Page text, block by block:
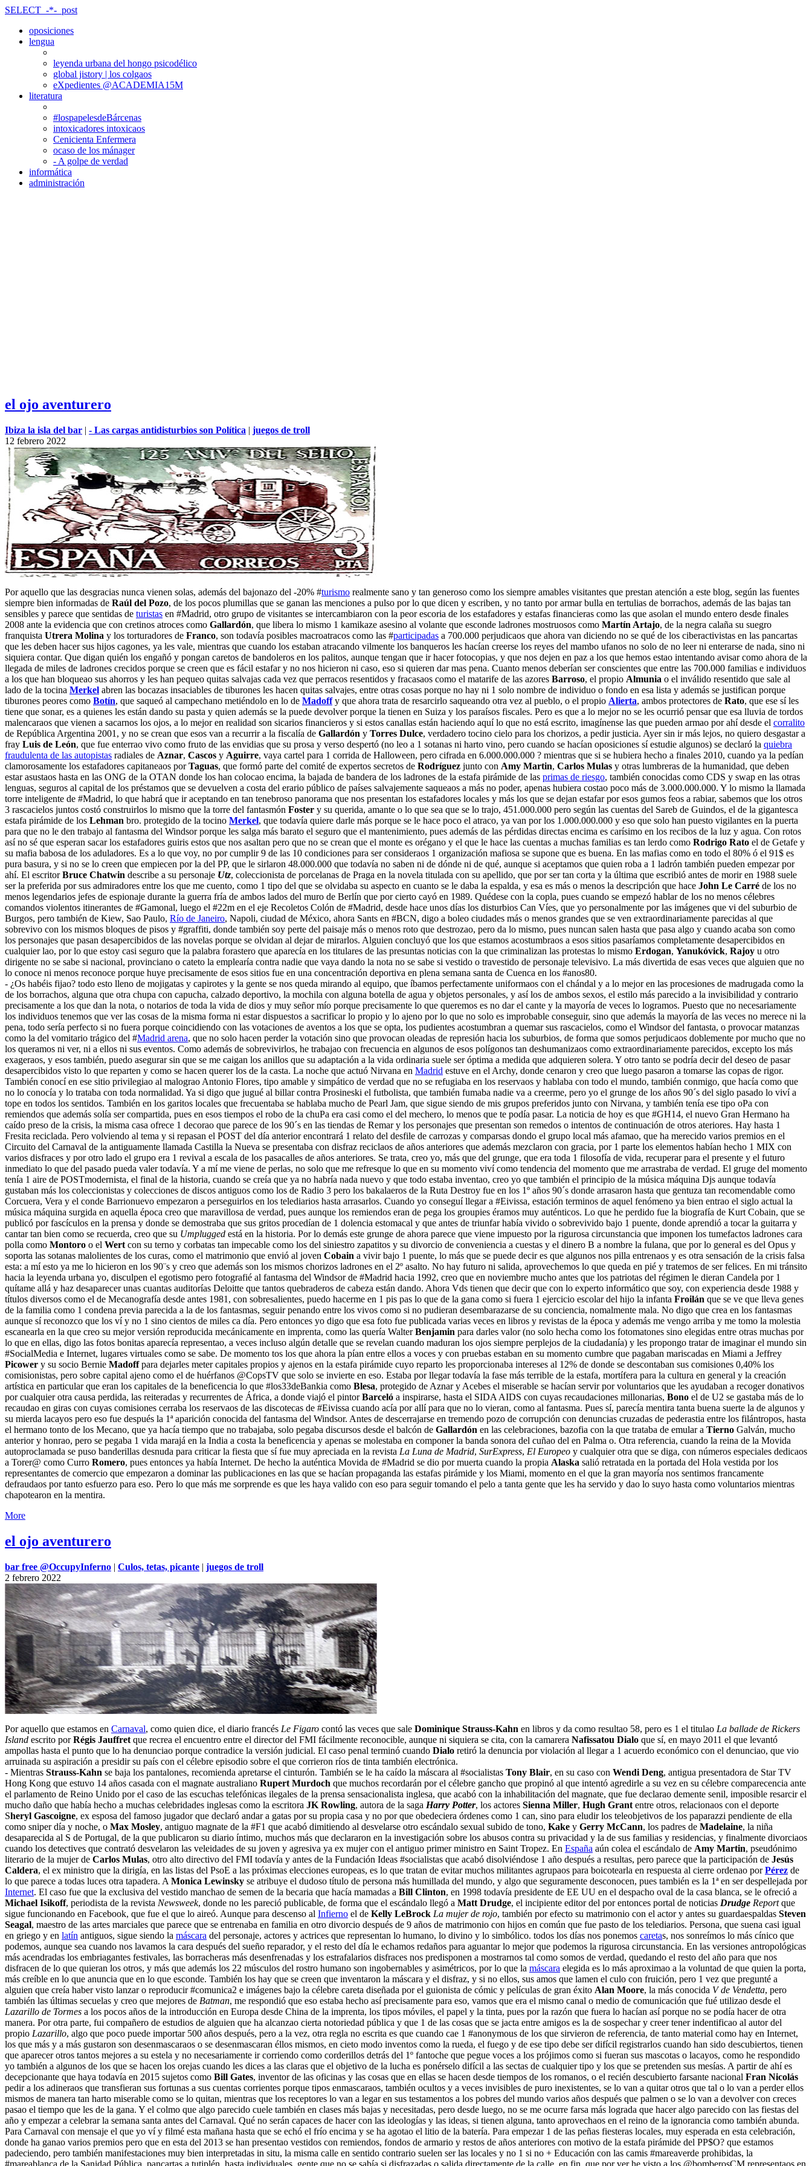
SELECT_-*-_post
oposiciones
lengua
leyenda urbana del hongo psicodélico
global jistory | los colgaos
eXpedientes @ACADEMIA15M
literatura
#lospapelesdeBárcenas
intoxicadores intoxicaos
Cenicienta Enfermera
ocaso de los mánager
- A golpe de verdad
informática
administración
el ojo aventurero
Ibiza la isla del bar | - Las cargas antidisturbios son Política | juegos de troll
12 febrero 2022
Por aquello que las desgracias nunca vienen solas, además del bajonazo del -20% #turismo realmente sano y tan generoso como los siempre amables visitantes que prestan atención a este blog, según las fuentes
siempre bien informadas de Raúl del Pozo, de los pocos plumillas que se ganan las menciones a pulso por lo que dicen y escriben, y no tanto por armar bulla en tertulias de borrachos, además de las bajas tan
sensibles y parece que sentidas de turistas en #Madrid, otro grupo de visitantes se intercambiaron con la peor escoria de los estafadores y estafas financieras como las que asolan el mundo entero desde finales
2008 ante la evidencia que con cretinos atroces como Gallardón, que libera lo mismo 1 kamikaze asesino al volante que esconde ladrones mostruosos como Martín Artajo, de la negra calaña su suegro
franquista Utrera Molina y los torturadores de Franco, son todavía posibles macroatracos como las #participadas a 700.000 perjudicaos que ahora van diciendo no se qué de los ciberactivistas en las pancartas
que les deben hacer sus hijos cagones, ya les vale, mientras que cuando los estaban atracando vilmente los banqueros les hacían creerse los reyes del mambo ufanos no solo de no leer ni enterarse de nada, sino ni
siquiera contar. Que digan quién los engañó y pongan caretos de bandoleros en los palitos, aunque tengan que ir hacer fotocopias, y que nos dejen en paz a los que hemos estao intentando avisar como ahora de la
llegada de miles de ladrones crecidos porque se creen que es fácil estafar y no nos hicieron ni caso, eso si quieren dar mas pena. Cuanto menos deberían ser conscientes que entre las 700.000 familias e individuos
a los que han bloqueao sus ahorros y les han pequeo quitas salvajas cada vez que perracos resentidos y fracasaos como el matarife de las azores Barroso, el propio Almunia o el inválido resentido que sale al
lado de la tocina Merkel abren las bocazas insaciables de tiburones les hacen quitas salvajes, entre otras cosas porque no hay ni 1 solo nombre de individuo o fondo en esa lista y además se justifican porque
tiburones peores como Botín, que saqueó al campechano metiéndolo en lo de Madoffy que ahora trata de resarcirlo saqueando otra vez al pueblo, o el propio Alierta, ambos protectores de Rato, que ese sí les
tiene que sonar, es a quienes les están dando su pasta y quien además se la puede devolver porque la tienen en Suiza y los paraísos fiscales. Pero es que a lo mejor no se les ocurrió pensar que esa lluvia de tordos
malencaraos que vienen a sacarnos los ojos, a lo mejor en realidad son sicarios financieros y si estos canallas están haciendo aquí lo que no está escrito, imagínense las que pueden armao por ahí desde el corralito
de República Argentina 2001, y no se crean que esos van a recurrir a la fiscalía de Gallardón y Torres Dulce, verdadero tocino cielo para los chorizos, a pedir justicia. Ayer sin ir más lejos, no quiero desgastar a
fray Luis de León, que fue enterrao vivo como fruto de las envidias que su prosa y verso despertó (no leo a 1 sotanas ni harto vino, pero cuando se hacían oposiciones sí estudie algunos) se declaró la quiebra
fraudulenta de las autopistas radiales de Aznar, Cascos y Aguirre, vaya cartel para 1 corrida de Halloween, pero cifrada en 6.000.000.000 ? mientras que si se hubiera hecho a finales 2010, cuando ya la pedían
clamorosamente los estafadores capitaneaos porTaguas, que formó parte del comité de expertos secretos de Rodríguez junto con Amy Martin, Carlos Mulas y otras lumbreras de la humanidad, que deben
estar asustaos hasta en las ONG de la OTAN donde los han colocao encima, la bajada de bandera de los ladrones de la estafa pirámide de las primas de riesgo, también conocidas como CDS y swap en las otras
lenguas, seguros al capital de los préstamos que se devuelven a costa del erario público de países salvajemente saqueaos a más no poder, apenas hubiera costao poco más de 3.000.000.000. Y lo mismo la llamada
torre inteligente de #Madrid, lo que habrá que ir aceptando en tan tenebroso panorama que nos presentan los estafadores locales y más los que se dejan estafar por esos gumos feos a rabiar, sabemos que los otros
3 rascacielos juntos costó construirlos lo mismo que la torre del fantasmón Foster y su querida, amante o lo que sea que se lo trajo, 451.000.000 pero según las cuentas del Sareb de Guindos, el de la gigantesca
estafa pirámide de los Lehman bro. protegido de la tocino Merkel, que todavía quiere darle más porque se le hace poco el atraco, ya van por los 1.000.000.000 y eso que solo han puesto vigilantes en la puerta
para que no le den trabajo al fantasma del Windsor porque les salga más barato el seguro que el mantenimiento, pues además de las pérdidas directas encima es carísimo en los recibos de la luz y agua. Con rotos
así no sé que esperan sacar los estafadores guiris estos que nos asaltan pero que no se crean que el monte es orégano y el que le hace las cuentas a muchas familias es tan lerdo como Rodrigo Rato el de Getafe y
su mafia babosa de los aduladores. Es a lo que voy, no por cumplir 9 de las 10 condiciones para ser consideraos 1 organización mafiosa se supone que es buena. En las mafias como en todo el 80% ó el 91$ es
pura basura, y si no se lo creen que empiecen por la del PP, que le sirlaron 48.000.000 que todavía no saben ni de dónde ni de qué, aunque si aceptamos que quien roba a 1 ladrón también pueden empezar por
ahí. El escritorBruce Chatwin describe a su personaje Utz, coleccionista de porcelanas de Praga en la novela titulada con su apellido, que por ser tan corta y la última que escribió antes de morir en 1988 suele
ser la preferida por sus admiradores entre los que me cuento, como 1 tipo del que se olvidaba su aspecto en cuanto se le daba la espalda, y esa es más o menos la descripción que hace John Le Carré de los no
menos legendarios jefes de espionaje durante la guerra fría de ambos lados del muro de Berlín que por cierto cayó en 1989. Quédese con la copla, pues cuando se empezó hablar de los no menos célebres
comandos violentos itinerantes de #Gamonal, luego el #22m en el eje Recoletos Colón de #Madrid, desde hace unos días los disturbios Can Víes, que yo personalmente por las imágenes que vi del suburbio de
Burgos, pero también de Kiew, Sao Paulo, Río de Janeiro, Napoli, ciudad de México, ahora Sants en #BCN, digo a boleo ciudades más o menos grandes que se ven extraordinariamente parecidas al que
sobrevivo con los mismos bloques de pisos y #graffiti, donde también soy perte del paisaje más o menos roto que destrozao, pero da lo mismo, pues nuncan salen hasta que pasa algo y cuando acaba son como
los personajes que pasan desapercibidos de las novelas porque se olvidan al dejar de mirarlos. Alguien concluyó que los que estamos acostumbraos a esos sitios pasaríamos completamente desapercibidos en
cualquier lao, por lo que estoy casi seguro que la palabra forastero que aparecía en los titulares de las presuntas noticias con la que criminalizan las protestas lo mismo Erdogan, Yanukóvick, Rajoy u otro
dirigente no se sabe si nacional, provinciano o cateto la emplearía contra nadie que vaya dando la nota no se sabe si vestido o travestido de personaje televisivo. La más divertida de esas veces que alguien que no
lo conoce ni menos reconoce porque huye precisamente de esos sitios fue en una concentración deportiva en plena semana santa de Cuenca en los #anos80.
- ¿Os habéis fijao? todo esto lleno de mojigatas y capirotes y la gente se nos queda mirando al equipo, que íbamos perfectamente uniformaos con el chándal y a lo mejor en las procesiones de madrugada como la
de los borrachos, alguna que otra chupa con capucha, calzado deportivo, la mochila con alguna botella de agua y objetos personales, y así los de ambos sexos, el estilo más parecido a la invisibilidad y contrario
precisamente a los que dan la nota, o notarios de toda la vida de dios y muy señor mío porque precisamente lo que queremos es no dar el cante y la mayoría de veces lo logramos. Puesto que no necesariamente
los individuos tenemos que ver las cosas de la misma forma ni estar dispuestos a sacrificar lo propio y lo ajeno por lo que no solo es improbable conseguir, sino que además la mayoría de las veces no merece ni la
pena, todo sería perfecto si no fuera porque coincidiendo con las votaciones de aventos a los que se opta, los pudientes acostumbran a quemar sus rascacielos, como el Windsor del fantasta, o provocar matanzas
como la del vomitario trágico del #Madrid arena, que no solo hacen perder la votación sino que provocan oleadas de represión hacia los suburbios, de forma que somos perjudicaos doblemente por mucho que no
los queramos ni ver, ni a ellos ni sus eventos. Como además de sobrevivirlos, he trabajao con frecuencia en algunos de esos polígonos tan deshumanizaos como extraordinariamente parecidos, excepto los más
exageraos, y esos también, puedo asegurar sin que se me caigan los anillos que su adaptación a la vida ordinaria suele ser óptima a medida que adquieren solera. Y otro tanto se podría decir del deseo de pasar
desapercibidos visto lo que reparten y como se hacen querer los de la casta. La noche que actuó Nirvana en Madrid estuve en el Archy, donde cenaron y creo que luego pasaron a tomarse las copas de rigor.
También conocí en ese sitio privilegiao al malograo Antonio Flores, tipo amable y simpático de verdad que no se refugiaba en los reservaos y hablaba con todo el mundo, también conmigo, que hacía como que
no lo conocía y lo trataba con toda normalidad. Ya si digo que jugué al billar contra Prosineski el futbolista, que también fumaba nadie va a creerme, pero yo el grunge de los años 90´s del siglo pasado lo viví a
tope en todos los sentidos. También en los garitos locales que frecuentaba se hablaba mucho de Pearl Jam, que sigue siendo de mis grupos preferidos junto con Nirvana, y también tenía ese tipo oPa con
remiendos que además solía ser compartida, pues en esos tiempos el robo de la chuPa era casi como el del mechero, lo menos que te podía pasar. La noticia de hoy es que #GH14, el nuevo Gran Hermano ha
caído preso de la crisis, la misma casa ofrece 1 decorao que parece de los 90´s en las tiendas de Remar y los personajes que presentan son remedos o intentos de continuación de otros ateriores. Hay hasta 1
Fresita reciclada. Pero volviendo al tema y si repasan el POST del día anterior encontrará 1 relato del desfile de carrozas y comparsas dondo el grupo local más afamao, que ha merecido varios premios en el
Circuito del Carnaval de la antiguamente llamada Castilla la Nueva se presentaba con disfraz reciclaos de años anteriores que además mezclaron con gracia, por 1 parte los elementos habían hecho 1 MIX con
varios disfraces y por otro lado el grupo era 1 revival a escala de los pasacalles de años anteriores. Se trata, creo yo, más que del grunge, que era toda 1 filosofía de vida, recuperar para el presente y el futuro
inmediato lo que del pasado pueda valer todavía. Y a mí me viene de perlas, no solo que me refresque lo que en su momento viví como tendencia del momento que me arrastraba de verdad. El gruge del momento
tenía 1 aire de POSTmodernista, el final de la historia, cuando se creía que ya no habría nada nuevo y que todo estaba inventao, creo yo que también el principio de la música máquina Djs aunque todavía
gustaban más los coleccionistas y colecciones de discos antiguos como los de Radio 3 pero los bakalaeros de la Ruta Destroy fue en los 1º años 90´s donde arrasaron hasta que gentuza tan recomendable como
Corcuera, Vera y el conde Barrionuevo empezaron a perseguirlos en los telediarios hasta arrasarlos. Cuando yo conseguí llegar a #Eivissa, estación terminos de aquel fenómeno ya bien entrao el siglo actual la
música máquina surgida en aquella época creo que maravillosa de verdad, pues aunque los remiendos eran de pega los groupies éramos muy auténticos. Lo que he perdido fue la biografía de Kurt Cobain, que se
publicó por fascículos en la prensa y donde se demostraba que sus gritos procedían de 1 dolencia estomacal y que antes de triunfar había vivido o sobrevivido bajo 1 puente, donde aprendió a tocar la guitarra y
cantar tan bien como se recuerda, creo que su Umplugged está en la historia. Por lo demás este grunge de ahora parece que viene impuesto por la rigurosa circunstancia que imponen los tumefactos ladrones cara
polla como Montoro o el Wert con su terno y corbatas tan impecable como los del siniestro zapatitos y su divorcio de conveniencia a cuestas y el dinero B a nombre la fulana, que por lo general es del Opus y
soporta las sotanas malolientes de los curas, como el matrimonio que envió al joven Cobain a vivir bajo 1 puente, lo más que se puede decir es que algunos nos pilla entrenaos y es otra sensación de la crisis falsa
esta: a mí esto ya me lo hicieron en los 90¨s y creo que además son los mismos chorizos ladrones en el 2º asalto. No hay futuro ni salida, aprovechemos lo que queda en pié y tratemos de ser felices. En mi tránsito
hacia la leyenda urbana yo, disculpen el egotismo pero fotografié al fantasma del Windsor de #Madrid hacia 1992, creo que en noviembre mucho antes que los patriotas del régimen le dieran Candela por 1
quítame allá y haz desaparecer unas cuantas auditorías Deloitte que tantos quebraderos de cabeza están dando. Ahora Vds tienen que decir que con lo experto informático que soy, con experiencia desde 1988 y
títulos diversos como el de Mecanografía desde antes 1981, con sobresalientes, puedo hacerme en 1 pis pas lo que de la gana como si fuera 1 ejercicio escolar del hijo la infanta Froilán que se ve que lleva genes
de la familia como 1 condena previa parecida a la de los fantasmas, seguir penando entre los vivos como si no pudieran desembarazarse de su conciencia, nomalmente mala. No digo que crea en los fantasmas
aunque sí reconozco que los ví y no 1 sino cientos de miles ca día. Pero entonces yo digo que esa foto fue publicada varias veces en libros y revistas de la época y además me vengo arriba y me tomo la molestia
escanearla en la que creo su mejor versión reproducida mecánicamente en imprenta, como las quería WalterBenjamin para darles valor (no solo hecha como los fotomatones sino elegidas entre otras muchas por
lo que en ellas, digo las fotos bonitas aparecía representao, a veces incluso algún detalle que se revelan cuando maduran los ojos siempre perplejos de la ciudadanía) y les propongo tratar de imaginar el mundo sin
#SocialMedia e Internet, lugares virtuales como se sabe. De momento tos los que ahora la pían entre ellos a voces y con pruebas estaban en su momento cumbre que pagaban mariscadas en Miami a Jeffrey
Picower y su socio Bernie Madoffpara dejarles meter capitales propios y ajenos en la estafa pirámide cuyo reparto les proporcionaba intereses al 12% de donde se descontaban sus comisiones 0,40% los
comisionistas, pero sobre capital ajeno como el de huérfanos @CopsTV que solo se invierte en eso. Estaba por llegar todavía la fase más terrible de la estafa, mortífera para la cultura en general y la creación
artística en particular que eran los capitales de la beneficencia lo que #los33deBankia como Blesa, protegido de Aznar y Acebes el miserable se hacían servir por voluntarios que les ayudaban a recoger donativos
por cualquier otra causa perdida, las reiteradas y recurrentes de África, a donde viajó el pintorBarceló a inspirarse, hasta el SIDA AIDS con cuyas recaudaciones millonarias, Bono el de U2 se gastaba más de lo
recaudao en giras con cuyas comisiones cerraba los reservaos de las discotecas de #Eivissa cuando acía por allí para que no lo vieran, como al fantasma. Pues sí, parecía mentira tanta buena suerte la de algunos y
su mierda lacayos pero eso fue después la 1ª aparición conocida del fantasma del Windsor. Antes de descerrajarse en tremendo pozo de corrupción con denuncias cruzadas de pederastia entre los filántropos, hasta
el hermano tonto de los Mecano, que ya hacía tiempo que no trabajaba, solo pegaba discursos desde el balcón de Gallardón en las celebraciones, bazofia con la que trataba de emular a Tierno Galván, mucho
anterior y honrao, pero se pegaba 1 vida marajá en la India a costa la beneficencia y apenas se molestaba en componer la banda sonora del cuñao del en Palma o. Otra referencia, cuando la reina de la Movida
autoproclamada se puso banderillas desnuda para criticar la fiesta que sí fue muy apreciada en la revista La Luna de Madrid, SurExpress, El Europeo y cualquier otra que se diga, con números especiales dedicaos
a Torer@ como Curro Romero, pues entonces ya había Internet. De hecho la auténtica Movida de #Madrid se dio por muerta cuando la propia Alaska salió retratada en la portada del Hola vestida por los
representantes de comercio que empezaron a dominar las publicaciones en las que se hacían propaganda las estafas pirámide y los Miami, momento en el que la gran mayoría nos sentimos francamente
defraudaos por tanto esfuerzo para eso. Pero lo que más me sorprende es que les haya valido con eso para seguir tomando el pelo a tanta gente que les ha servido y dao lo suyo hasta como voluntarios mientras
chapotearon en la mentira.
More
el ojo aventurero
bar free @OccupyInferno | Culos, tetas, picante | juegos de troll
2 febrero 2022
Por aquello que estamos en Carnaval, como quien dice, el diario francés Le Figaro contó las veces que sale Dominique Strauss-Kahn en libros y da como resultao 58, pero es 1 el titulao La ballade de Rickers
Island escrito porRégis Jauffret que recrea el encuentro entre el director del FMI fácilmente reconocible, aunque ni siquiera se cita, con la camarera Nafissatou Dialo que sí, en mayo 2011 el que levantó
ampollas hasta el punto que lo ha denunciao porque contradice la versión judicial. El caso penal terminó cuando Dialo retiró la denuncia por violación al llegar a 1 acuerdo económico con el denunciao, que vio
arruinada su aspiración a presidir su país con el célebre episodio sobre el que corrieron ríos de tinta también electrónica.
- Mientras Strauss-Kahn se baja los pantalones, recomienda apretarse el cinturón. También se le ha caído la máscara al #socialistas Tony Blair, en su caso con Wendi Deng, antigua presentadora de Star TV
Hong Kong que estuvo 14 años casada con el magnate australiano Rupert Murdoch que muchos recordarán por el célebre gancho que propinó al que intentó agredirle a su vez en su célebre comparecencia ante
el parlamento de Reino Unido por el caso de las escuchas telefónicas ilegales de la prensa sensacionalista inglesa, que acabó con la inhabilitación del magnate, que fue declarao demente senil, imposible resarcir el
mucho daño que había hecho a muchas celebridades inglesas como la escritora JK Rowling, autora de la saga Harry Potter, los actores Sienna Miller, Hugh Grant entre otros, relacionaos con el deporte
Sheryl Gascoigne, ex esposa del famoso jugador que declaró andar a gatas por su propia casa y no por que obedeciera órdenes como 1 can, sino para eludir los teleobjetivos de los paparazzi pendiente de ella
como sniper día y noche, o Max Mosley, antiguo magnate de la #F1 que acabó dimitiendo al desvelarse otro escándalo sexual subido de tono, Kake y Gerry McCann, los padres de Madelaine, la niña
desaparecida al S de Portugal, de la que publicaron su diario íntimo, muchos más que declararon en la investigación sobre los abusos contra su privacidad y la de sus familias y residencias, y finalmente divorciaos
cuando los detectives que contrató desvelaron las veleidades de su joven y agresiva ya ex mujer con el antiguo primer ministro en Saint Tropez. En España aún colea el escándalo de Amy Martin, pseudónimo
literario de la mujer de Carlos Mulas, otro alto directivo del FMI todavía y antes de la Fundación Ideas #socialistas que acabó disolviéndose 1 año después a resultas, pero parece que la participación de Jesús
Caldera, el ex ministro que la dirigía, en las listas del PsoE a las próximas elecciones europeas, es lo que tratan de evitar muchos militantes agrupaos para boicotearla en respuesta al cierre ordenao porPérez de
lo que parece a todas luces otra tapadera. A Monica Lewinsky se atribuye el dudoso título de persona más humillada del mundo, y algo que seguramente desconocen, pues también es la 1ª en ser despellejada por
Internet. El caso fue que la exclusiva del vestido manchao de semen de la becaria que hacía mamadas a Bill Clinton, en 1998 todavía presidente de EE UU en el despacho oval de la casa blanca, se le ofreció a
Michael Isikoff, periodista de la revista Newsweek, donde no les pareció publicable, de forma que el escándalo llegó a Matt Drudge, el incipiente editor del por entonces portal de noticias Drudge Reportque
sigue funcionando en Facebook, que fue el que lo aireó. Aunque para descenso al Infierno el de Kelly LeBrock La mujer de rojo, también por efecto su matrimonio con el actor y antes su guardaespaldas Steven
Seagal, maestro de las artes marciales que parece que se entrenaba en familia en otro divorcio después de 9 años de matrimonio con hijos en común que fue pasto de los telediarios. Persona, que suena casi igual
en griego y en latín antiguos, sigue siendo la máscara del personaje, actores y actrices que representan lo humano, lo divino y lo simbólico. todos los días nos ponemos caretas, nos sonreímos lo más cínico que
podemos, aunque sea cuando nos lavamos la cara después del sueño reparador, y el resto del día le echamos redaños para aguantar lo mejor que podemos la rigurosa circunstancia. En las versiones antropológicas
más acendradas los embriagantes festivales, las borracheras más desenfrenadas y los estrafalarios disfraces nos predisponen a mostrarnos tal como somos de verdad, quedando el resto del año para que nos
disfracen de lo que quieran los otros, y más que además los 22 músculos del rostro humano son ingobernables y asimétricos, por lo que la máscara elegida es lo más aproximao a la voluntad de que quien la porta,
más creíble en lo que anuncia que en lo que esconde. También los hay que se creen que inventaron la máscara y el disfraz, y si no ellos, sus amos que lamen el culo con fruición, pero 1 vez que pregunté a
alguien que creía haber visto lanzar o reproducir #comunica2 e imágenes bajo la célebre careta diseñada por el guionista de cómic y películas de gran éxito Alan Moore, la más conocida V de Vendetta, pero
también las últimas secuelas y creo que mejores de Batman, me respondió que eso estaba hecho así precisamente para eso, vamos que era el mismo canal o medio de comunicación que fué utilizao desde el
Lazarillo de Tormes a los pocos años de la introducción en Europa desde China de la imprenta, los tipos móviles, el papel y la tinta, pues por la razón que fuera lo hacían así porque no se podía hacer de otra
manera. Por otra parte, fui compañero de estudios de alguien que ha alcanzao cierta notoriedad pública y que 1 de las cosas que se jacta entre amigos es la de sospechar y creer tener indentificao al autor del
propio Lazarillo, algo que poco puede importar 500 años después, pero a la vez, otra regla no escrita es que cuando cae 1 #anonymous de los que sirvieron de referencia, de tanto material como hay en Internet,
los que más y a más gustaron son desenmascaraos o se desenmascaran éllos mismos, en cieto modo inventos como la rueda, el fuego y de ese tipo debe ser difícil registrarlos cuando han sido descubiertos, tienen
que aparecer otros tantos mejores a su estela y no necesariamente ir corriendo como corderillos detrás del 1º fantoche que pegue voces a los prójimos como si fueran sus mascotas o lacayos, como he respondido
yo también a algunos de los que se hacen los orejas cuando les dices a las claras que el objetivo de la lucha es ponérselo difícil a las sectas de cualquier tipo y los que se pretenden sus mesías. A partir de ahí es
decepcionante que haya todavía en 2015 sujetos como Bill Gates, inventor de las oficinas y las cosas que en ellas se hacen desde tiempos de los romanos, o el recién descubierto farsante nacional Fran Nicolás
pedir a los adineraos que transfieran sus fortunas a sus cuentas corrientes porque tipos enmascaraos, también ocultos y a veces invisibles de puro inexistentes, se lo van a quitar otros que tal o lo van a perder ellos
mismos de manera tan harto miserable como se lo quitan, mientras que los receptores lo van a legar en sus testamentos a los pobres del mundo varios años después que palmen o se lo van a devolver con creces
pasao el tiempo que les de la gana. Y el colmo que algo parecido cuele también en clases más bajas y necesitadas, pero desde luego, no se me ocurre farsa más lograda que hacer algo parecido con las fiestas del
año y empezar a celebrar la semana santa antes del Carnaval. Qué no serán capaces de hacer con las ideologías y las ideas, si tienen alguna, tanto aprovechaos en el reino de la ignorancia como también abunda.
Para Carnaval con mensaje el que yo ví y filmé esta mañana hasta que se echó el frío encima y se ha agotao el litio de la batería. Para empezar 1 de las peñas fiesteras locales, muy esperada en esta celebración,
donde ha ganao varios premios pero que en esta del 2013 se han presentao vestidos con remiendos, fondos de armario y restos de años anteriores con motivo de la estafa pirámide del PP$O? que estamos
padeciendo, pero también manifestaciones muy bien interpretadas in situ, la misma calle en sentido contrario suelen ser las locales y no 1 si no + Educación con las camis #mareaverde prohibidas, la
#mareablanca de la Sanidad Pública, pancartas a tutiplén, hasta individuales, gente que no se sabía si disfrazadas o salida directamente de la calle, en fin, que por ver he visto a los @bomberosCM representaos en